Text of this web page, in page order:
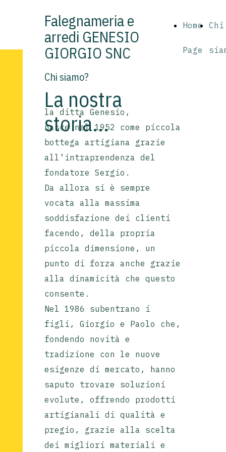
Falegnameria e
arredi GENESIO
GIORGIO SNC
Home
Page
Chi
Chi siamo?
La nostra
storia...
la ditta Genesio,
nasce nel 1952 come piccola
bottega artigiana grazie
all’intraprendenza del
fondatore Sergio.
Da allora si è sempre
vocata alla massima
soddisfazione dei clienti
facendo, della propria
piccola dimensione, un
punto di forza anche grazie
alla dinamicità che questo
consente.
Nel 1986 subentrano i
figli, Giorgio e Paolo che,
fondendo novità e
tradizione con le nuove
esigenze di mercato, hanno
saputo trovare soluzioni
evolute, offrendo prodotti
artigianali di qualità e
pregio, grazie alla scelta
dei migliori materiali e